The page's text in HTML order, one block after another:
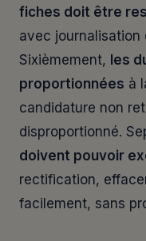
fiches doit être
avec journalisation
Sixièmement, les
proportionnées à
candidature non
disproportionné.
doivent pouvoir
rectification,
facilement, sans